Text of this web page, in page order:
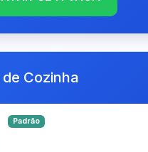
Cozinha
Padrão